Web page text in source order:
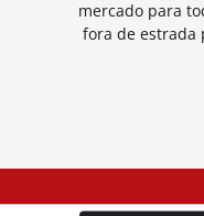
mercado para
fora de estrada